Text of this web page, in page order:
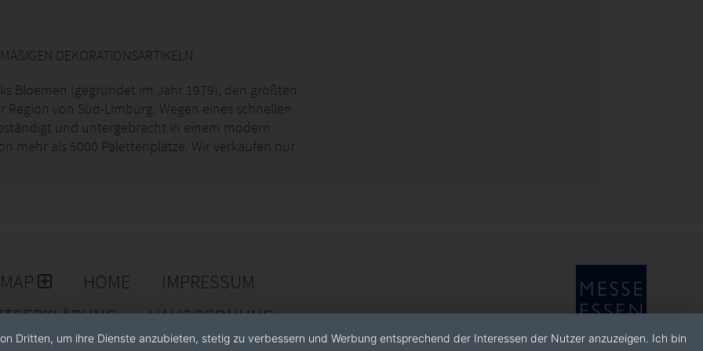
DEKORATIONSARTIKELN
Bloemen (gegründet im Jahr 1979), den größten
von Süd-Limburg. Wegen eines schnellen
und untergebracht in einem modern
mehr als 5000 Palettenplätze. Wir verkaufen nur
ändert sich das Angebot in rasenden Tempo.
Geschäfte. Darüber hinaus nehmen wir teil
IPM, Trendset, Florevent, TrendZ und
unseren Webshop (hendriksdeco.com) zu besuchen.
HOME
IMPRESSUM
HAUSORDNUNG
Dritten, um ihre Dienste anzubieten, stetig zu verbessern und Werbung entsprechend der Interessen der Nutzer anzuzeigen. Ich bin